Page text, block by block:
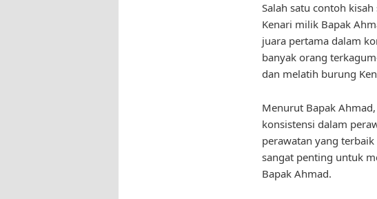
Salah satu contoh
Kenari milik Bapak
juara pertama dalam
banyak orang
dan melatih burung
Menurut Bapak
konsistensi dalam
perawatan yang
sangat penting untuk
Bapak Ahmad.